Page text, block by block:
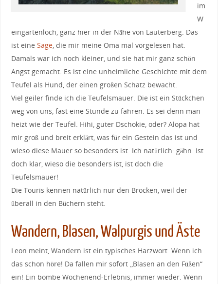
im
W
eingartenloch, ganz hier in der Nähe von Lauterberg. Das
ist eine Sage, die mir meine Oma mal vorgelesen hat.
Damals war ich noch kleiner, und sie hat mir ganz schön
Angst gemacht. Es ist eine unheimliche Geschichte mit dem
Teufel als Hund, der einen großen Schatz bewacht.
Viel geiler finde ich die Teufelsmauer. Die ist ein Stückchen
weg von uns, fast eine Stunde zu fahren. Es sei denn man
heizt wie der Teufel. Hihi, guter Dschokie, oder? Alopa hat
mir groß und breit erklärt, was für ein Gestein das ist und
wieso diese Mauer so besonders ist. Ich natürlich: gähn. Ist
doch klar, wieso die besonders ist, ist doch die
Teufelsmauer!
Die Touris kennen natürlich nur den Brocken, weil der
überall in den Büchern steht.
Wandern, Blasen, Walpurgis und Äste
Leon meint, Wandern ist ein typisches Harzwort. Wenn ich
das schon höre! Da fallen mir sofort „Blasen an den Füßen“
ein! Ein bombe Wochenend-Erlebnis, immer wieder. Wenn